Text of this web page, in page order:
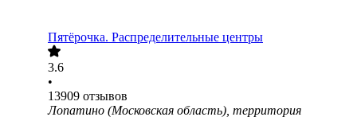
Пятёрочка. Распределительные центры
3.6
•
13909 отзывов
Лопатино (Московская область), территория